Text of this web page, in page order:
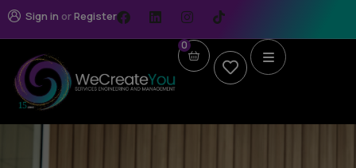
Sign in orRegister
0